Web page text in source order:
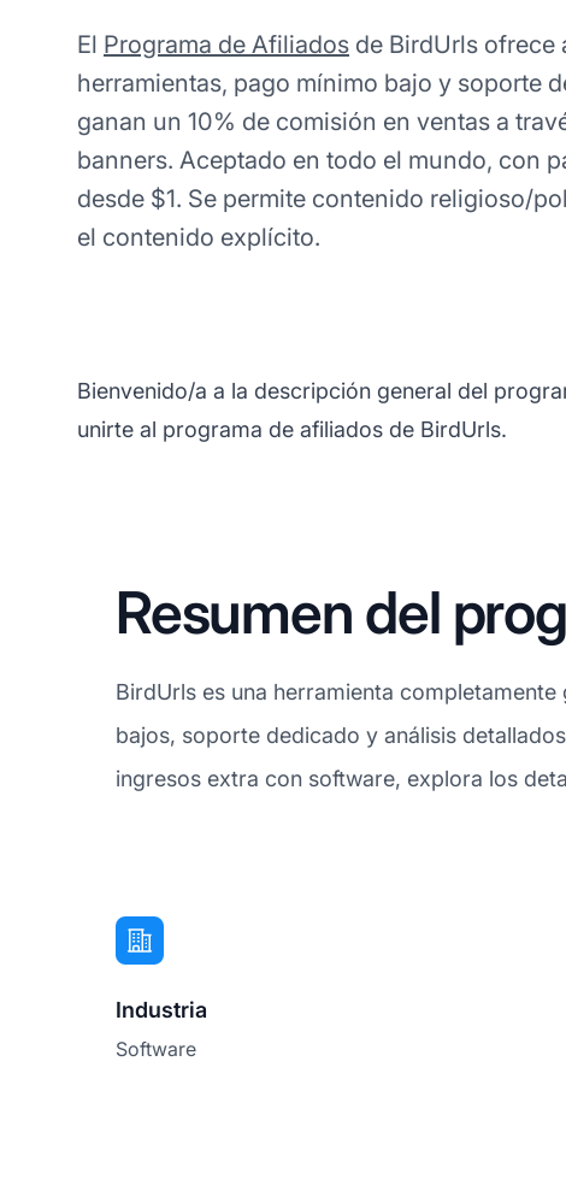
El Programa de Afiliados de BirdUrls ofrece
herramientas, pago mínimo bajo y soporte
ganan un 10% de comisión en ventas a
banners. Aceptado en todo el mundo, con
desde $1. Se permite contenido religioso/
el contenido explícito.
Bienvenido/a a la descripción general del
unirte al programa de afiliados de BirdUrls.
Resumen del
BirdUrls es una herramienta
bajos, soporte dedicado y análisis
ingresos extra con software, explora los
Industria
Software